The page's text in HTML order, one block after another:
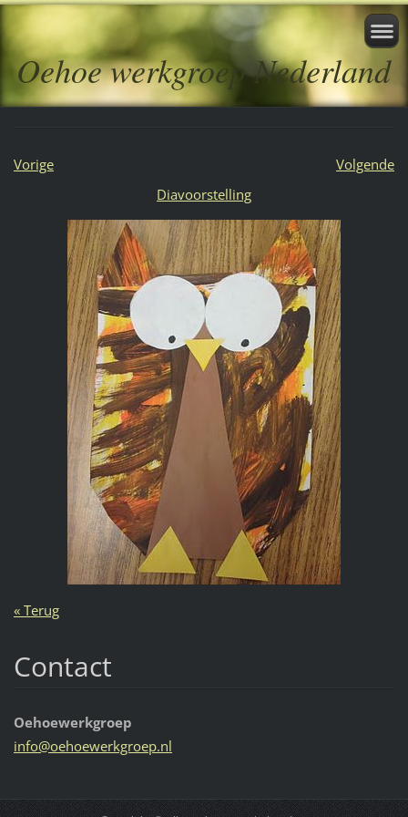
Oehoe werkgroep Nederland
Vorige
Volgende
Diavoorstelling
« Terug
Contact
Oehoewerkgroep
info@oehoewerkgroep.nl